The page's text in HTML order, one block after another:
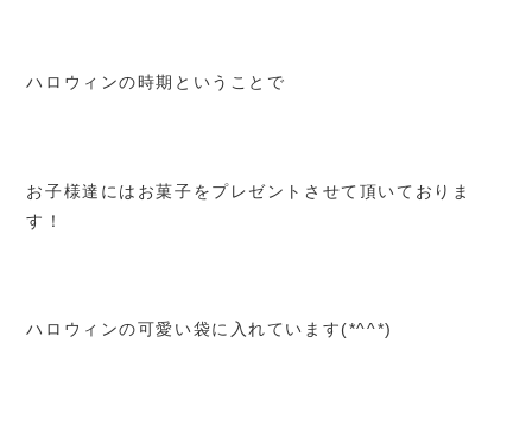
ハロウィンの時期ということで
お子様達にはお菓子をプレゼントさせて頂いておりま
す！
ハロウィンの可愛い袋に入れています(*^^*)